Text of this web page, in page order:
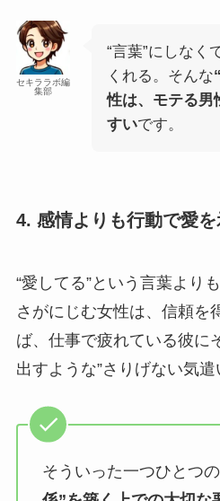
セキララボ編
集部
“言葉”にしなく
くれる。そんな
性は、モテる男
すいです。
4. 感情よりも行動で愛を
“愛してる”という言葉より
さがにじむ女性は、信頼を
ば、仕事で疲れている彼に
出すような”さりげない気遣
そういった一つひとつの